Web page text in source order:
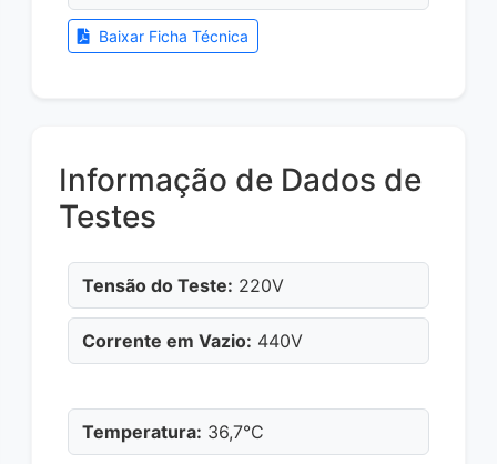
Baixar Ficha Técnica
Informação de Dados de
Testes
Tensão do Teste: 220V
Corrente em Vazio: 440V
Temperatura: 36,7°C